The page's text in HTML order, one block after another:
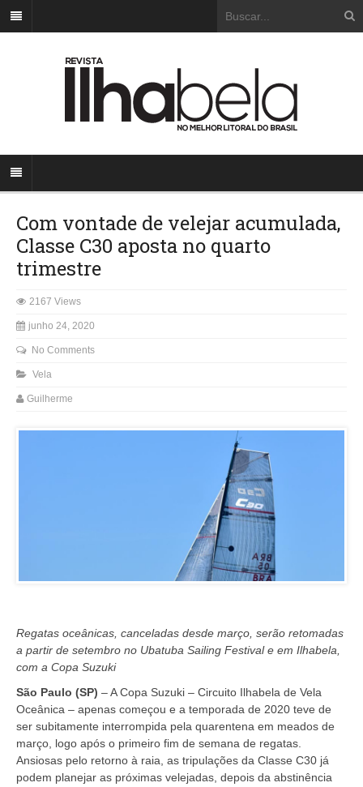
Com vontade de velejar acumulada,
Classe C30 aposta no quarto
trimestre
2167 Views
junho 24, 2020
No Comments
Vela
Guilherme
Regatas oceânicas, canceladas desde março, serão retomadas
a partir de setembro no Ubatuba Sailing Festival e em Ilhabela,
com a Copa Suzuki
São Paulo (SP) – A Copa Suzuki – Circuito Ilhabela de Vela
Oceânica – apenas começou e a temporada de 2020 teve de
ser subitamente interrompida pela quarentena em meados de
março, logo após o primeiro fim de semana de regatas.
Ansiosas pelo retorno à raia, as tripulações da Classe C30 já
podem planejar as próximas velejadas, depois da abstinência